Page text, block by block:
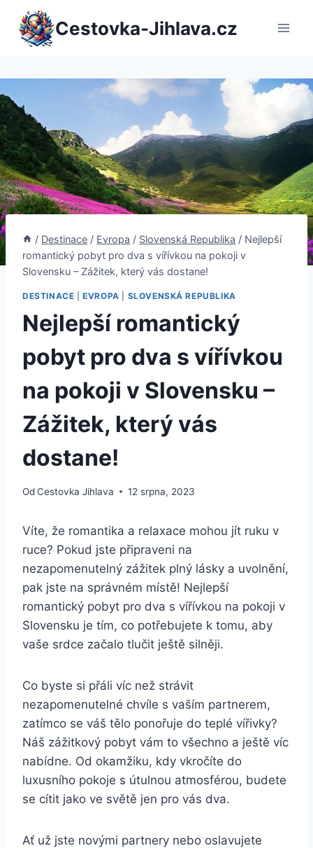
Přeskočit
obsah
Cestovka-Jihlava.cz
/ Destinace / Evropa / Slovenská Republika / Nejlepší
romantický pobyt pro dva s vířívkou na pokoji v
Slovensku – Zážitek, který vás dostane!
DESTINACE |EVROPA SLOVENSKÁ REPUBLIKA
Nejlepší romantický
pobyt pro dva s vířívkou
na pokoji v Slovensku –
Zážitek, který vás
dostane!
OdCestovka Jihlava 12 srpna, 2023
Víte, že romantika a relaxace mohou jít ruku v
ruce? Pokud jste připraveni na
nezapomenutelný zážitek plný lásky a uvolnění,
pak jste na správném místě! Nejlepší
romantický pobyt pro dva s vířívkou na pokoji v
Slovensku je tím, co potřebujete k tomu, aby
vaše srdce začalo tlučit ještě silněji.
Co byste si přáli víc než strávit
nezapomenutelné chvíle s vaším partnerem,
zatímco se váš tělo ponořuje do teplé vířivky?
Náš zážitkový pobyt vám to všechno a ještě víc
nabídne. Od okamžiku, kdy vkročíte do
luxusního pokoje s útulnou atmosférou, budete
se cítit jako ve světě jen pro vás dva.
Ať už jste novými partnery nebo oslavujete